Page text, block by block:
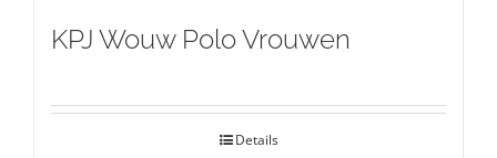
KPJ Wouw Polo Vrouwen
Details